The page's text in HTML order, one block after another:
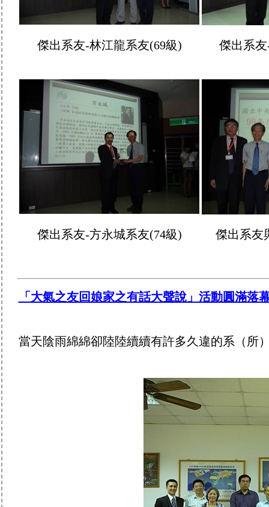
傑出系友-林江龍系友(69級) 傑出系
傑出系友-方永城系友(74級) 傑出系友
「大氣之友回娘家之有話大聲說」活動圓滿落
當天陰雨綿綿卻陸陸續續有許多久違的系（所